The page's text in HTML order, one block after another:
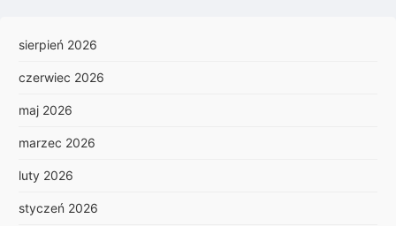
sierpień 2026
czerwiec 2026
maj 2026
marzec 2026
luty 2026
styczeń 2026